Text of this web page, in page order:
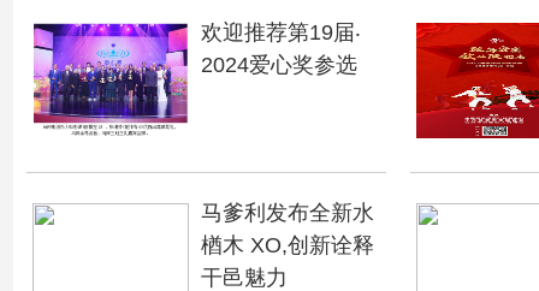
欢迎推荐第19届‧
2024爱心奖参选
马爹利发布全新水
楢木 XO,创新诠释
干邑魅力